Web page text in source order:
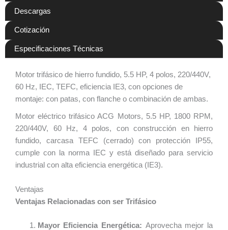
Descargas
Cotización
Especificaciones Técnicas
Motor trifásico de hierro fundido, 5.5 HP, 4 polos, 220/440V,
60 Hz, IEC, TEFC, eficiencia IE3, con opciones de
montaje: con patas, con flanche o combinación de ambas.
Motor eléctrico trifásico ACG Motors, 5.5 HP, 1800 RPM,
220/440V, 60 Hz, 4 polos, con construcción en hierro
fundido, carcasa TEFC (cerrado) con protección IP55,
cumple con la norma IEC y está diseñado para servicio
industrial con alta eficiencia energética (IE3).
Ventajas
Ventajas Relacionadas con ser Trifásico
Mayor Eficiencia Energética: Aprovecha mejor la